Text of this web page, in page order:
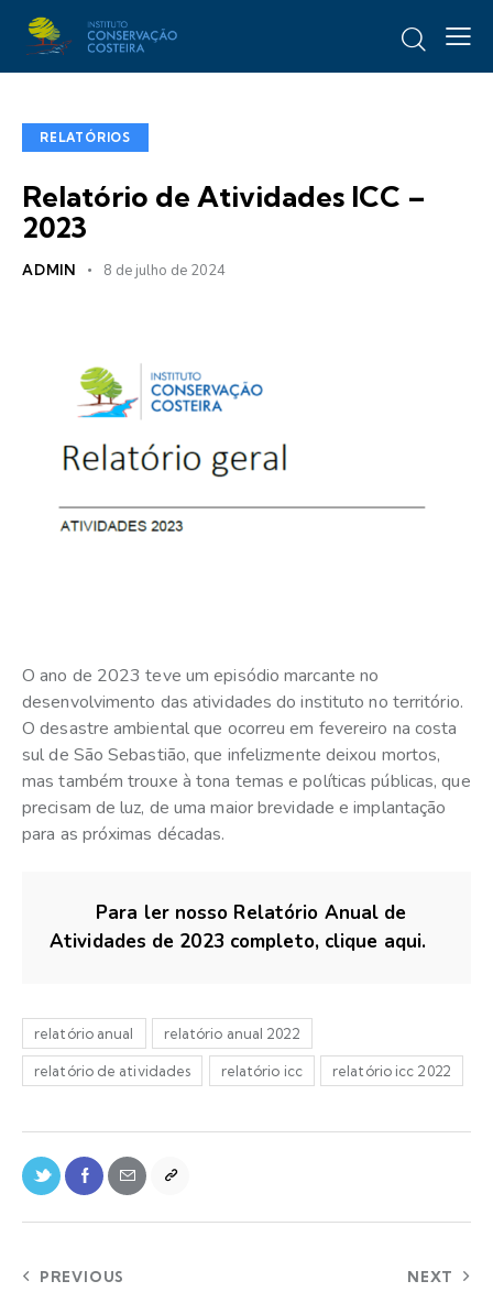
RELATÓRIOS
Relatório de Atividades ICC –
2023
ADMIN 8 de julho de 2024
O ano de 2023 teve um episódio marcante no
desenvolvimento das atividades do instituto no território.
O desastre ambiental que ocorreu em fevereiro na costa
sul de São Sebastião, que infelizmente deixou mortos,
mas também trouxe à tona temas e políticas públicas, que
precisam de luz, de uma maior brevidade e implantação
para as próximas décadas.
Para ler nosso Relatório Anual de
Atividades de 2023 completo, clique aqui.
relatório anual relatório anual 2022
relatório de atividades relatório icc relatório icc 2022
PREVIOUS NEXT